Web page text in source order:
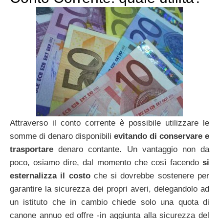
Attraverso il conto corrente è possibile utilizzare le
somme di denaro disponibili evitando di conservare e
trasportare denaro contante. Un vantaggio non da
poco, osiamo dire, dal momento che così facendo si
esternalizza il costoche si dovrebbe sostenere per
garantire la sicurezza dei propri averi, delegandolo ad
un istituto che in cambio chiede solo una quota di
canone annuo ed offre -in aggiunta alla sicurezza del